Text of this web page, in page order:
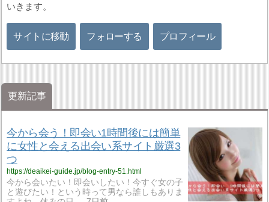
いきます。
サイトに移動 フォローする プロフィール
更新記事
今から会う！即会い1時間後には簡単
に女性と会える出会い系サイト厳選3
つ
https://deaikei-guide.jp/blog-entry-51.html
今から会いたい！即会いしたい！今すぐ女の子
と遊びたい！という時って男なら誰しもありま